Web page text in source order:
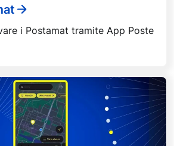
i Postamat tramite App Poste